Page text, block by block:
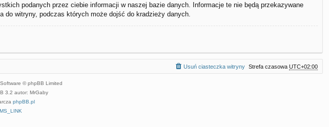
podanych przez ciebie informacji w naszej bazie danych. Informacje te nie będą przekazywane
do witryny, podczas których może dojść do kradzieży danych.
Strefa czasowa UTC+02:00
Usuń ciasteczka witryny
© phpBB Limited
3.2 autor: MrGaby
phpBB.pl